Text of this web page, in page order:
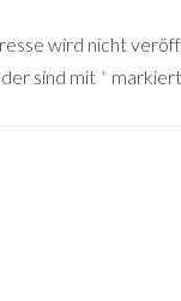
wird nicht
sind mit * markiert